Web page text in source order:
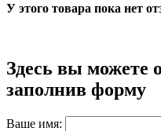
У этого товара пока нет
Здесь вы можете
заполнив форму
Ваше имя: